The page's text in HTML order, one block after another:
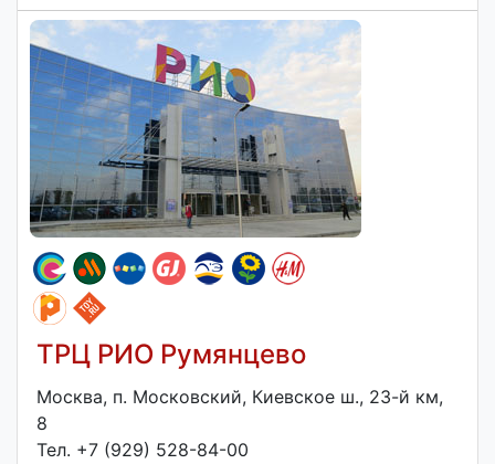
ТРЦ РИО Румянцево
Москва, п. Московский, Киевское ш., 23-й км,
8
Тел. +7 (929) 528-84-00